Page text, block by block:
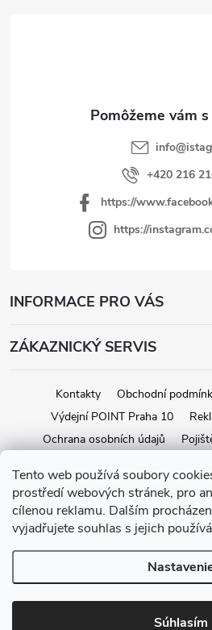
Tento web používá soubory
prostředí webových stránek, pro
cílenou reklamu. Dalším
vyjadřujete souhlas s jejich
Súhlasím
info@
+420 216
https://
https://
INFORMACE PRO VÁS
ZÁKAZNICKÝ SERVIS
Kontakty Obchodní
Výdejní POINT Praha 10
Ochrana osobních údajů
Vytvoril
Copyright 2026iStage.cz. Všetky práva
cookies